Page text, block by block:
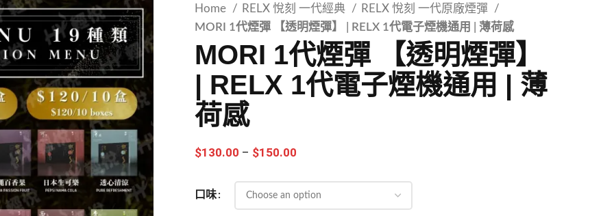
Home RELX 悅刻 一代經典
RELX 悅刻 一代原廠煙彈
MORI 1代煙彈 【透明煙彈】 | RELX 1代電子煙機通用 | 薄荷感
MORI 1代煙彈 【透明煙彈】
| RELX 1代電子煙機通用 | 薄
荷感
$130.00 – $150.00
口味